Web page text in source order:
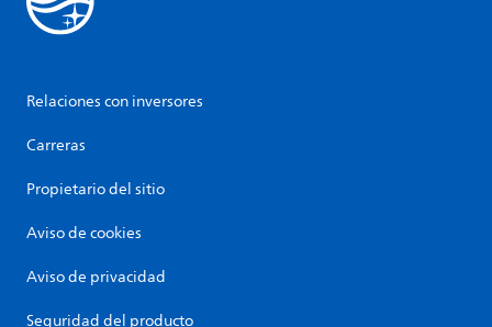
Relaciones con inversores
Carreras
Propietario del sitio
Aviso de cookies
Aviso de privacidad
Seguridad del producto